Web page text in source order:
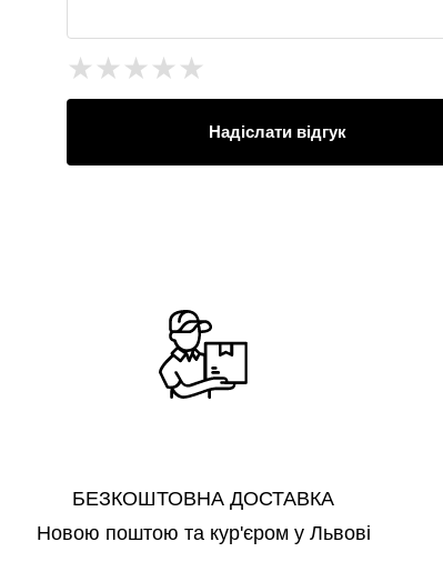
★★★★★
Надіслати відгук
БЕЗКОШТОВНА ДОСТАВКА
Новою поштою та кур'єром у Львові